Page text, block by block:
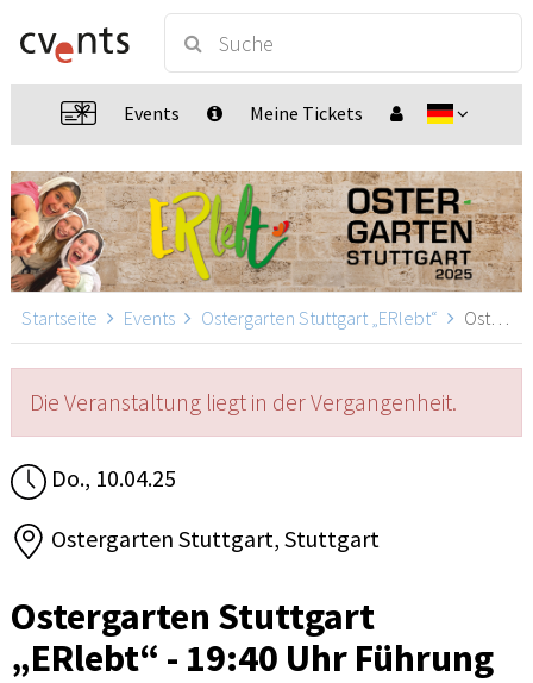
Events Meine Tickets
Startseite Events Ostergarten Stuttgart „ERlebt“ Ostergarten Stuttgart „ERlebt“ - 19:40 Uhr Führung, Stuttgart
Die Veranstaltung liegt in der Vergangenheit.
Do., 10.04.25
Ostergarten Stuttgart, Stuttgart
Ostergarten Stuttgart
„ERlebt“ - 19:40 Uhr Führung